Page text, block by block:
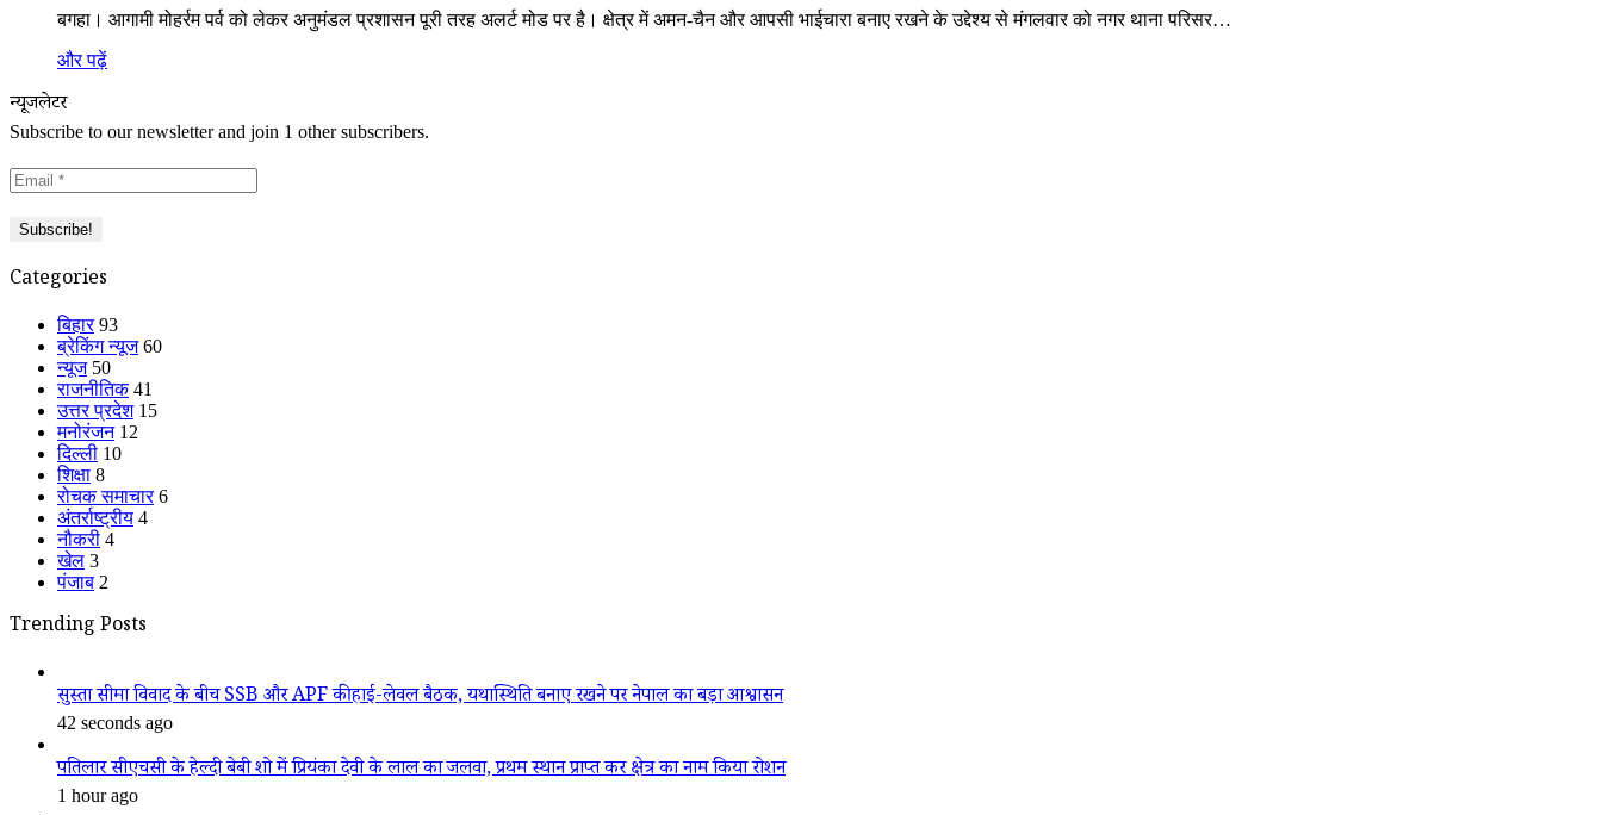
बगहा। आगामी मोहर्रम पर्व को लेकर अनुमंडल प्रशासन पूरी तरह अलर्ट मोड पर है। क्षेत्र में अमन-चैन और आपसी भाईचारा बनाए रखने के उद्देश्य से मंगलवार को नगर थाना परिसर…
और पढ़ें
न्यूजलेटर
Subscribe to our newsletter and join 1 other subscribers.
Categories
बिहार 93
ब्रेकिंग न्यूज 60
न्यूज 50
राजनीतिक 41
उत्तर प्रदेश 15
मनोरंजन 12
दिल्ली 10
शिक्षा 8
रोचक समाचार 6
अंतर्राष्ट्रीय 4
नौकरी 4
खेल 3
पंजाब 2
Trending Posts
सुस्ता सीमा विवाद के बीच SSB और APF की हाई-लेवल बैठक, यथास्थिति बनाए रखने पर नेपाल का बड़ा आश्वासन
42 seconds ago
पतिलार सीएचसी के हेल्दी बेबी शो में प्रियंका देवी के लाल का जलवा, प्रथम स्थान प्राप्त कर क्षेत्र का नाम किया रोशन
1 hour ago